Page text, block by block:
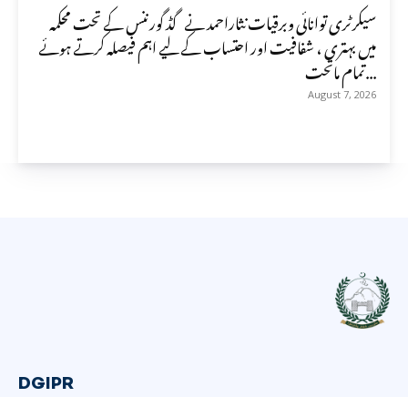
سیکرٹری توانائی وبرقیات نثاراحمد نے گڈ گورننس کے تحت محکمہ
میں بہتری ، شفافیت اور احتساب کے لیے اہم فیصلہ کرتے ہوئے
تمام ماتحت...
August 7, 2026
DGIPR